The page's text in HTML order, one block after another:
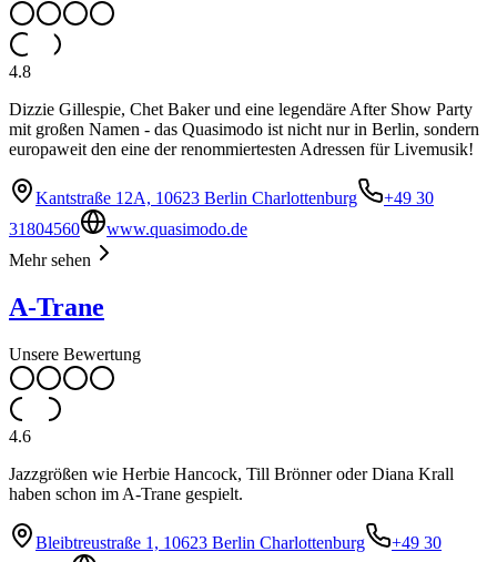
4.8
Dizzie Gillespie, Chet Baker und eine legendäre After Show Party
mit großen Namen - das Quasimodo ist nicht nur in Berlin, sondern
europaweit den eine der renommiertesten Adressen für Livemusik!
Kantstraße 12A, 10623 Berlin Charlottenburg
+49 30
31804560
www.quasimodo.de
Mehr sehen
A-Trane
Unsere Bewertung
4.6
Jazzgrößen wie Herbie Hancock, Till Brönner oder Diana Krall
haben schon im A-Trane gespielt.
Bleibtreustraße 1, 10623 Berlin Charlottenburg
+49 30